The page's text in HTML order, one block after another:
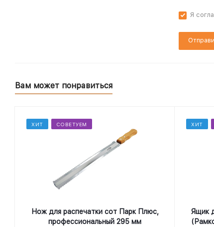
Я
Вам может понравиться
ХИТ СОВЕТУЕМ
Нож для распечатки сот Парк Плюс,
профеcсиональный 295 мм
ХИТ
Ящик